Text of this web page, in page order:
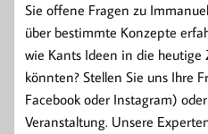
Sie offene Fragen zu
über bestimmte Konzepte
wie Kants Ideen in die
könnten? Stellen Sie uns Ihre
Facebook oder Instagram)
Veranstaltung. Unsere